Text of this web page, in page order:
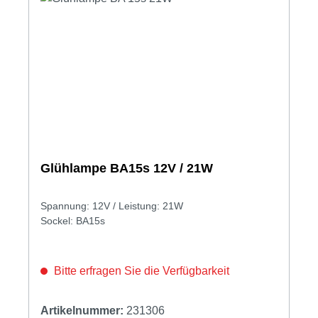
Glühlampe BA15s 12V / 21W
Spannung: 12V / Leistung: 21W
Sockel: BA15s
Bitte erfragen Sie die Verfügbarkeit
Artikelnummer: 231306